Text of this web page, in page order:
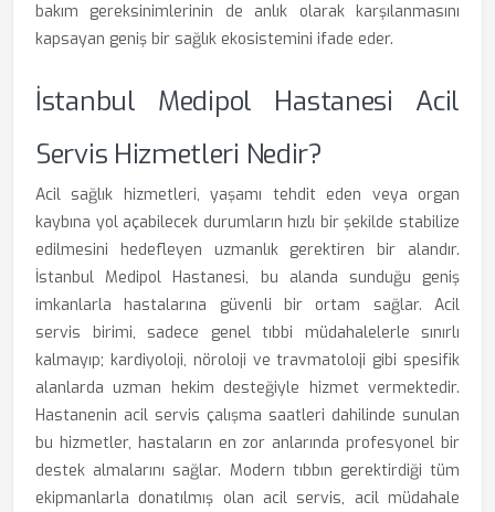
bakım gereksinimlerinin de anlık olarak karşılanmasını
kapsayan geniş bir sağlık ekosistemini ifade eder.
İstanbul Medipol Hastanesi Acil
Servis Hizmetleri Nedir?
Acil sağlık hizmetleri, yaşamı tehdit eden veya organ
kaybına yol açabilecek durumların hızlı bir şekilde stabilize
edilmesini hedefleyen uzmanlık gerektiren bir alandır.
İstanbul Medipol Hastanesi, bu alanda sunduğu geniş
imkanlarla hastalarına güvenli bir ortam sağlar. Acil
servis birimi, sadece genel tıbbi müdahalelerle sınırlı
kalmayıp; kardiyoloji, nöroloji ve travmatoloji gibi spesifik
alanlarda uzman hekim desteğiyle hizmet vermektedir.
Hastanenin acil servis çalışma saatleri dahilinde sunulan
bu hizmetler, hastaların en zor anlarında profesyonel bir
destek almalarını sağlar. Modern tıbbın gerektirdiği tüm
ekipmanlarla donatılmış olan acil servis, acil müdahale